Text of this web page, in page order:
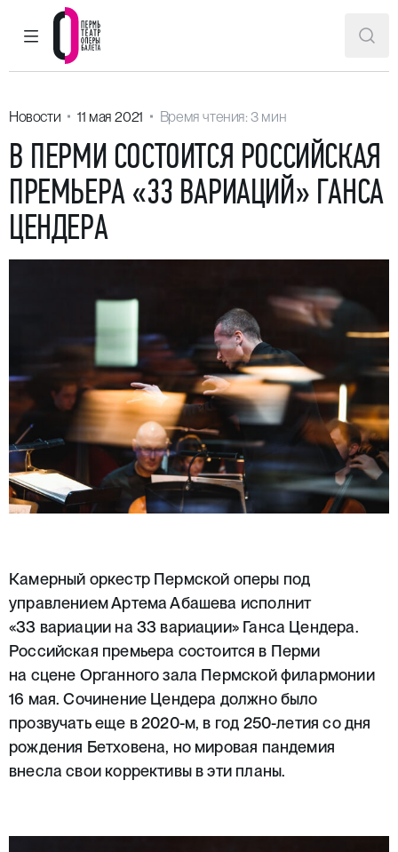
ГЛАВНОЕ МЕНЮ
Пермский театр оперы и балета
Новости 11 мая 2021 Время чтения: 3 мин
В ПЕРМИ СОСТОИТСЯ РОССИЙСКАЯ
ПРЕМЬЕРА «33 ВАРИАЦИЙ» ГАНСА
ЦЕНДЕРА
Камерный оркестр Пермской оперы под
управлением Артема Абашева исполнит
«33 вариации на 33 вариации» Ганса Цендера.
Российская премьера состоится в Перми
на сцене Органного зала Пермской филармонии
16 мая. Сочинение Цендера должно было
прозвучать еще в 2020-м, в год 250-летия со дня
рождения Бетховена, но мировая пандемия
внесла свои коррективы в эти планы.